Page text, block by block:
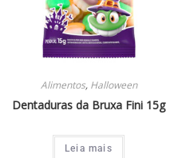
Alimentos, Halloween
Dentaduras da Bruxa Fini 15g
Leia mais